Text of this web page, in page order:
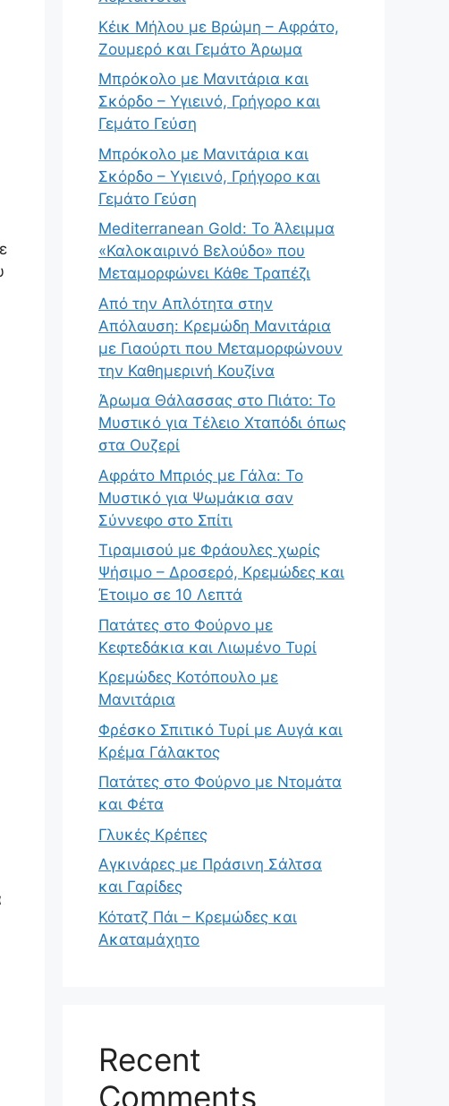
Κέικ Μήλου με Βρώμη – Αφράτο,
Ζουμερό και Γεμάτο Άρωμα
Μπρόκολο με Μανιτάρια και
Σκόρδο – Υγιεινό, Γρήγορο και
Γεμάτο Γεύση
Μπρόκολο με Μανιτάρια και
Σκόρδο – Υγιεινό, Γρήγορο και
Γεμάτο Γεύση
Mediterranean Gold: Το Άλειμμα
«Καλοκαιρινό Βελούδο» που
Μεταμορφώνει Κάθε Τραπέζι
Από την Απλότητα στην
Απόλαυση: Κρεμώδη Μανιτάρια
με Γιαούρτι που Μεταμορφώνουν
την Καθημερινή Κουζίνα
Άρωμα Θάλασσας στο Πιάτο: Το
Μυστικό για Τέλειο Χταπόδι όπως
στα Ουζερί
Αφράτο Μπριός με Γάλα: Το
Μυστικό για Ψωμάκια σαν
Σύννεφο στο Σπίτι
Τιραμισού με Φράουλες χωρίς
Ψήσιμο – Δροσερό, Κρεμώδες και
Έτοιμο σε 10 Λεπτά
Πατάτες στο Φούρνο με
Κεφτεδάκια και Λιωμένο Τυρί
Κρεμώδες Κοτόπουλο με
Μανιτάρια
Φρέσκο Σπιτικό Τυρί με Αυγά και
Κρέμα Γάλακτος
Πατάτες στο Φούρνο με Ντομάτα
και Φέτα
Γλυκές Κρέπες
Αγκινάρες με Πράσινη Σάλτσα
και Γαρίδες
Κότατζ Πάι – Κρεμώδες και
Ακαταμάχητο
Recent
Comments